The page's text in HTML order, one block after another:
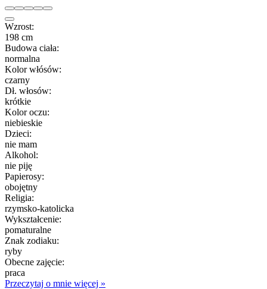
Wzrost:
198 cm
Budowa ciała:
normalna
Kolor włósów:
czarny
Dł. włosów:
krótkie
Kolor oczu:
niebieskie
Dzieci:
nie mam
Alkohol:
nie piję
Papierosy:
obojętny
Religia:
rzymsko-katolicka
Wykształcenie:
pomaturalne
Znak zodiaku:
ryby
Obecne zajęcie:
praca
Przeczytaj o mnie więcej »